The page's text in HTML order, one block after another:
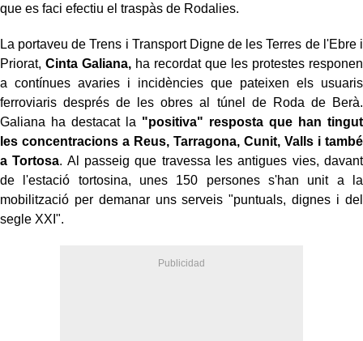
que es faci efectiu el traspàs de Rodalies.
La portaveu de Trens i Transport Digne de les Terres de l'Ebre i
Priorat, Cinta Galiana, ha recordat que les protestes responen
a contínues avaries i incidències que pateixen els usuaris
ferroviaris després de les obres al túnel de Roda de Berà.
Galiana ha destacat la "positiva" resposta que han tingut
les concentracions a Reus, Tarragona, Cunit, Valls i també
a Tortosa. Al passeig que travessa les antigues vies, davant
de l'estació tortosina, unes 150 persones s'han unit a la
mobilització per demanar uns serveis "puntuals, dignes i del
segle XXI".